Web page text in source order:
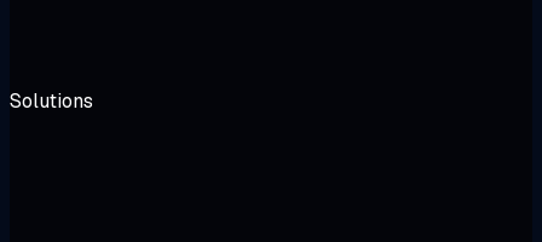
Solutions